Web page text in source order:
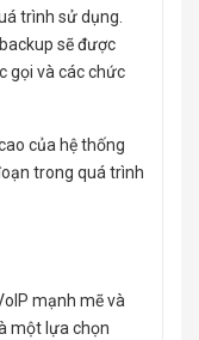
trình sử dụng.
sẽ được
gọi và các chức
của hệ thống
trong quá trình
mạnh mẽ và
một lựa chọn